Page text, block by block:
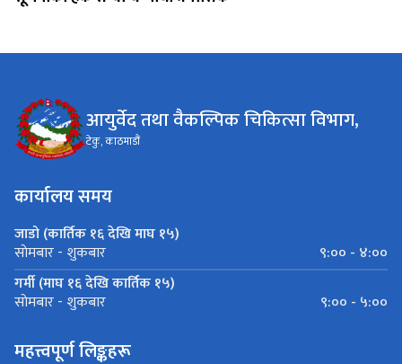
आयुर्वेद तथा वैकल्पिक चिकित्सा विभाग,
टेकु, काठमाडौं
कार्यालय समय
जाडो (कार्तिक १६ देखि माघ १५)
साेमबार - शुकबार
गर्मी (माघ १६ देखि कार्तिक १५)
साेमबार - शुकबार
महत्त्वपूर्ण लिङ्कहरू